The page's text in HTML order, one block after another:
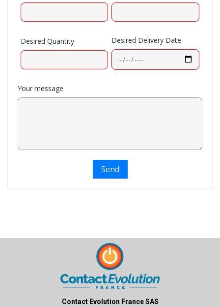
Desired Quantity Desired Delivery Date
Your message
Send
Contact Evolution France SAS